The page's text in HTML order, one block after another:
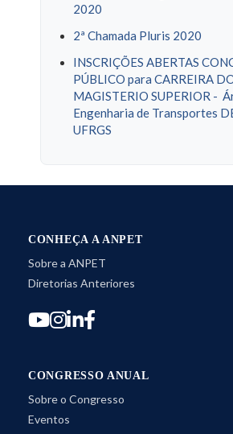
2020
2ª Chamada Pluris 2020
INSCRIÇÕES ABERTAS
PÚBLICO para CARREIRA
MAGISTERIO SUPERIOR -
Engenharia de Transportes
UFRGS
CONHEÇA A ANPET
Sobre a ANPET
Diretorias Anteriores
CONGRESSO ANUAL
Sobre o Congresso
Eventos